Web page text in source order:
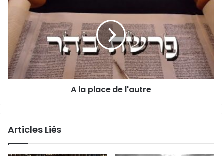
A la place de l'autre
Articles Liés